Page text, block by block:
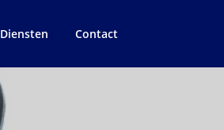
Diensten Contact